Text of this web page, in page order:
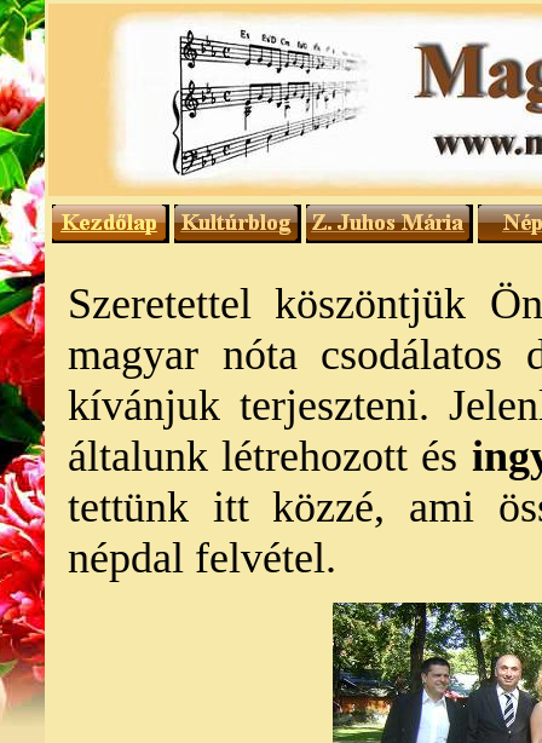
Szeretettel köszöntjük
magyar nóta csodálatos
kívánjuk terjeszteni.
általunk létrehozott és
tettünk itt közzé, ami
népdal felvétel.